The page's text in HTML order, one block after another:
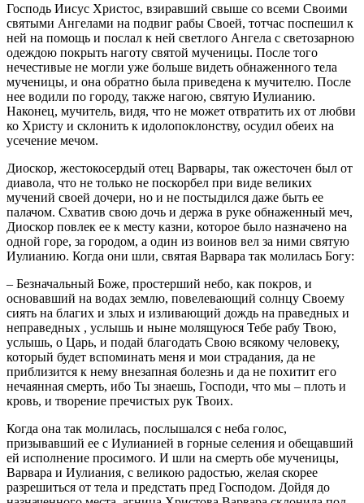
Господь Иисус Христос, взиравший свыше со всеми Своими
святыми Ангелами на подвиг рабы Своей, тотчас поспешил к
ней на помощь и послал к ней светлого Ангела с светозарною
одеждою покрыть наготу святой мученицы. После того
нечестивые не могли уже больше видеть обнаженного тела
мученицы, и она обратно была приведена к мучителю. После
нее водили по городу, также нагою, святую Иулианию.
Наконец, мучитель, видя, что не может отвратить их от любви
ко Христу и склонить к идолопоклонству, осудил обеих на
усечение мечом.
Диоскор, жестокосердый отец Варвары, так ожесточен был от
диавола, что не только не поскорбел при виде великих
мучений своей дочери, но и не постыдился даже быть ее
палачом. Схватив свою дочь и держа в руке обнаженный меч,
Диоскор повлек ее к месту казни, которое было назначено на
одной горе, за городом, а один из воинов вел за ними святую
Иулианию. Когда они шли, святая Варвара так молилась Богу:
– Безначальный Боже, простерший небо, как покров, и
основавший на водах землю, повелевающий солнцу Своему
сиять на благих и злых и изливающий дождь на праведных и
неправедных , услышь и ныне молящуюся Тебе рабу Твою,
услышь, о Царь, и подай благодать Свою всякому человеку,
который будет вспоминать меня и мои страдания, да не
приблизится к нему внезапная болезнь и да не похитит его
нечаянная смерть, ибо Ты знаешь, Господи, что мы – плоть и
кровь, и творение пречистых рук Твоих.
Когда она так молилась, послышался с неба голос,
призывавший ее с Иулианией в горные селения и обещавший
ей исполнение просимого. И шли на смерть обе мученицы,
Варвара и Иулиания, с великою радостью, желая скорее
разрешиться от тела и предстать пред Господом. Дойдя до